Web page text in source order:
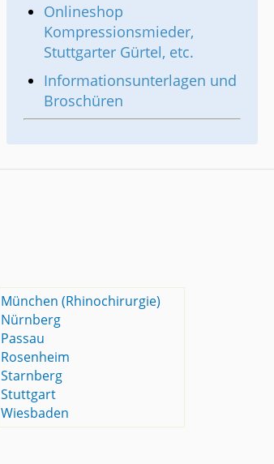
Onlineshop
Kompressionsmieder,
Stuttgarter Gürtel, etc.
Informationsunterlagen und
Broschüren
München (Rhinochirurgie)
Nürnberg
Passau
Rosenheim
Starnberg
Stuttgart
Wiesbaden